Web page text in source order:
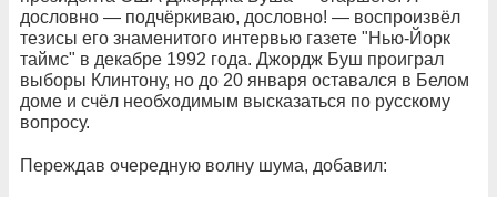
дословно — подчёркиваю, дословно! — воспроизвёл
тезисы его знаменитого интервью газете "Нью-Йорк
таймс" в декабре 1992 года. Джордж Буш проиграл
выборы Клинтону, но до 20 января оставался в Белом
доме и счёл необходимым высказаться по русскому
вопросу.
Переждав очередную волну шума, добавил: